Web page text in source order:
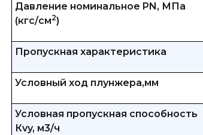
Давление номинальное PN, МПа
(кгс/см2)
Пропускная характеристика
Условный ход плунжера,мм
Условная пропускная способность
Кvy, м3/ч